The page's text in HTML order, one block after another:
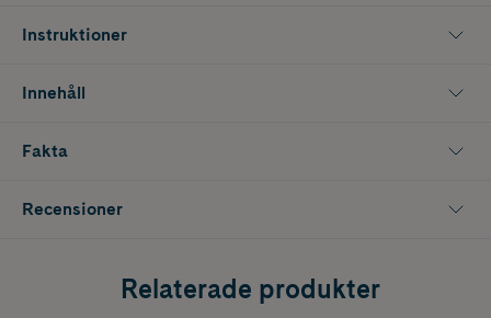
Instruktioner
Innehåll
Fakta
Recensioner
Relaterade produkter